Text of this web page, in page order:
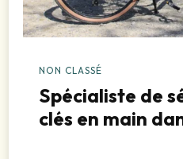
NON CLASSÉ
Spécialiste de
clés en main